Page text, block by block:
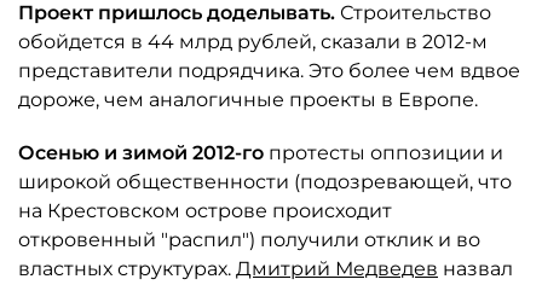
Проект пришлось доделывать. Строительство
обойдется в 44 млрд рублей, сказали в 2012-м
представители подрядчика. Это более чем вдвое
дороже, чем аналогичные проекты в Европе.
Осенью и зимой 2012-го протесты оппозиции и
широкой общественности (подозревающей, что
на Крестовском острове происходит
откровенный "распил") получили отклик и во
властных структурах. Дмитрий Медведев назвал